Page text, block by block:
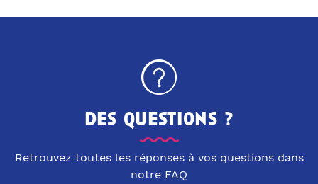
des questions ?
Retrouvez toutes les réponses à vos questions dans
notre FAQ